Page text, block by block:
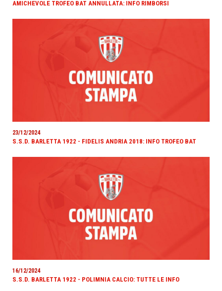
AMICHEVOLE TROFEO BAT ANNULLATA: INFO RIMBORSI
23/12/2024
S.S.D. BARLETTA 1922 - FIDELIS ANDRIA 2018: INFO TROFEO BAT
16/12/2024
S.S.D. BARLETTA 1922 - POLIMNIA CALCIO: TUTTE LE INFO